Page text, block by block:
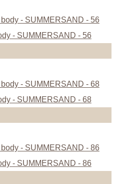
- SUMMERSAND - 56
- SUMMERSAND - 68
- SUMMERSAND - 86